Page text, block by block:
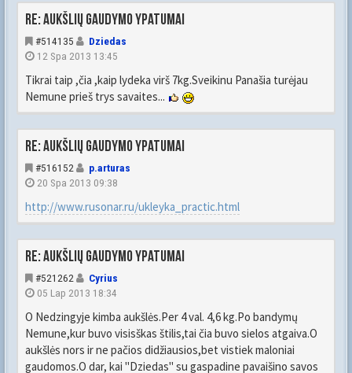
Re: Aukšlių gaudymo ypatumai
#514135
Dziedas
12 Spa 2013 13:45
Tikrai taip ,čia ,kaip lydeka virš 7kg.Sveikinu Panašia turėjau
Nemune prieš trys savaites...
Re: Aukšlių gaudymo ypatumai
#516152
p.arturas
20 Spa 2013 09:38
http://www.rusonar.ru/ukleyka_practic.html
Re: Aukšlių gaudymo ypatumai
#521262
Cyrius
05 Lap 2013 18:34
O Nedzingyje kimba aukšlės.Per 4 val. 4,6 kg.Po bandymų
Nemune,kur buvo visisškas štilis,tai čia buvo sielos atgaiva.O
aukšlės nors ir ne pačios didžiausios,bet vistiek maloniai
gaudomos.O dar, kai "Dziedas" su gaspadine pavaišino savos